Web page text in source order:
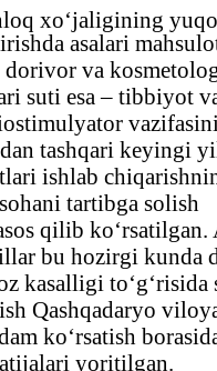
xo‘jaligining
asalari
dorivor va
suti esa – tibbiyot
tashqari keyingi
ishlab
tartibga solish
qilib ko‘rsatilgan.
bu hozirgi kunda
kasalligi to‘g‘risida
Qashqadaryo
ko‘rsatish
yoritilgan.